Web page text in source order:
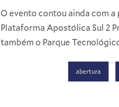
O evento contou ainda com a
Plataforma Apostólica Sul 2
também o Parque
abertura